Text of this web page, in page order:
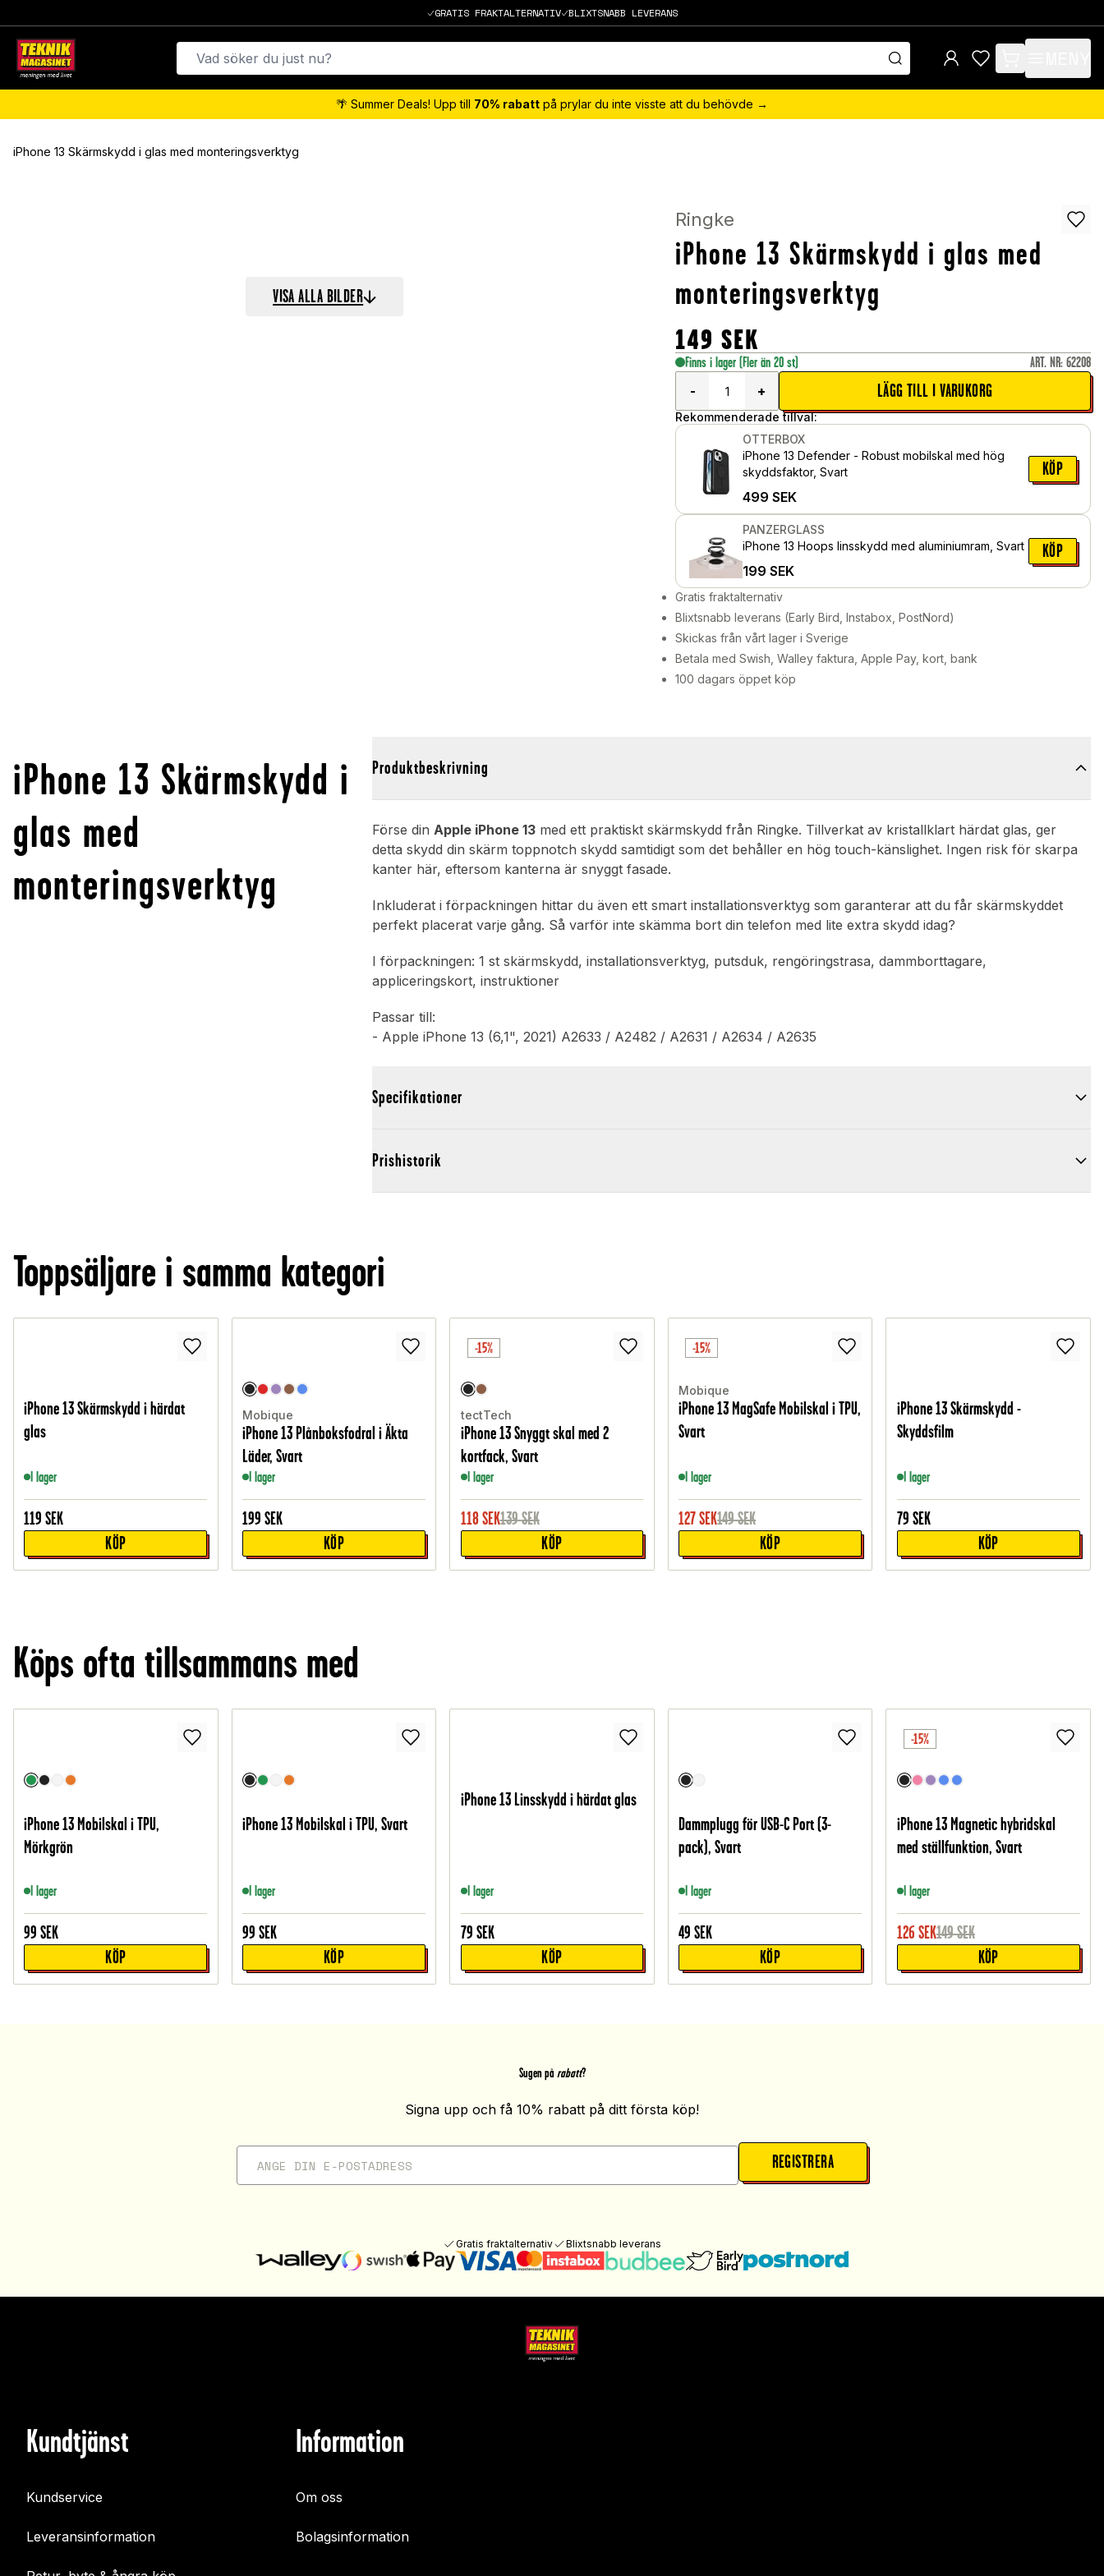
GRATIS FRAKTALTERNATIV BLIXTSNABB LEVERANS
items in cart, view
🌴 Summer Deals! Upp till 70% rabatt på prylar du inte visste att du behövde →
iPhone 13 Skärmskydd i glas med monteringsverktyg
VISA ALLA BILDER
Ringke
iPhone 13 Skärmskydd i glas med
monteringsverktyg
149 SEK
Finns i lager (Fler än 20 st) ART. NR: 62208
-
+ LÄGG TILL I VARUKORG
Rekommenderade tillval:
OTTERBOX
iPhone 13 Defender - Robust mobilskal med hög
skyddsfaktor, Svart
499 SEK
KÖP
PANZERGLASS
iPhone 13 Hoops linsskydd med aluminiumram, Svart
199 SEK
KÖP
Gratis fraktalternativ
Blixtsnabb leverans (Early Bird, Instabox, PostNord)
Skickas från vårt lager i Sverige
Betala med Swish, Walley faktura, Apple Pay, kort, bank
100 dagars öppet köp
iPhone 13 Skärmskydd i
glas med
monteringsverktyg
Produktbeskrivning
Förse dinApple iPhone 13 med ett praktiskt skärmskydd från Ringke. Tillverkat av kristallklart härdat glas, ger
detta skydd din skärm toppnotch skydd samtidigt som det behåller en hög touch-känslighet. Ingen risk för skarpa
kanter här, eftersom kanterna är snyggt fasade.
Inkluderat i förpackningen hittar du även ett smart installationsverktyg som garanterar att du får skärmskyddet
perfekt placerat varje gång. Så varför inte skämma bort din telefon med lite extra skydd idag?
I förpackningen: 1 st skärmskydd, installationsverktyg, putsduk, rengöringstrasa, dammborttagare,
appliceringskort, instruktioner
Passar till:
- Apple iPhone 13 (6,1", 2021) A2633 / A2482 / A2631 / A2634 / A2635
Specifikationer
Prishistorik
Toppsäljare i samma kategori
iPhone 13 Skärmskydd i härdat
glas
I lager
119 SEK
KÖP
Mobique
iPhone 13 Plånboksfodral i Äkta
Läder, Svart
I lager
199 SEK
KÖP
-15%
tectTech
iPhone 13 Snyggt skal med 2
kortfack, Svart
I lager
118SEK139SEK
KÖP
-15%
Mobique
iPhone 13 MagSafe Mobilskal i TPU,
Svart
I lager
127SEK149SEK
KÖP
iPhone 13 Skärmskydd -
Skyddsfilm
I lager
79 SEK
KÖP
Köps ofta tillsammans med
iPhone 13 Mobilskal i TPU,
Mörkgrön
I lager
99 SEK
KÖP
iPhone 13 Mobilskal i TPU, Svart
I lager
99 SEK
KÖP
iPhone 13 Linsskydd i härdat glas
I lager
79 SEK
KÖP
Dammplugg för USB-C Port (3-
pack), Svart
I lager
49 SEK
KÖP
-15%
iPhone 13 Magnetic hybridskal
med ställfunktion, Svart
I lager
126 SEK149SEK
KÖP
Sugen på rabatt?
Signa upp och få 10% rabatt på ditt första köp!
REGISTRERA
Gratis fraktalternativ Blixtsnabb leverans
Kundtjänst
Kundservice
Leveransinformation
Information
Om oss
Bolagsinformation